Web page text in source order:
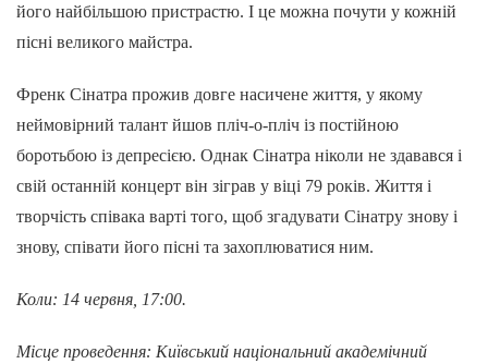
його найбільшою пристрастю. І це можна почути у кожній
пісні великого майстра.
Френк Сінатра прожив довге насичене життя, у якому
неймовірний талант йшов пліч-о-пліч із постійною
боротьбою із депресією. Однак Сінатра ніколи не здавався і
свій останній концерт він зіграв у віці 79 років. Життя і
творчість співака варті того, щоб згадувати Сінатру знову і
знову, співати його пісні та захоплюватися ним.
Коли: 14 червня, 17:00.
Місце проведення: Київський національний академічний